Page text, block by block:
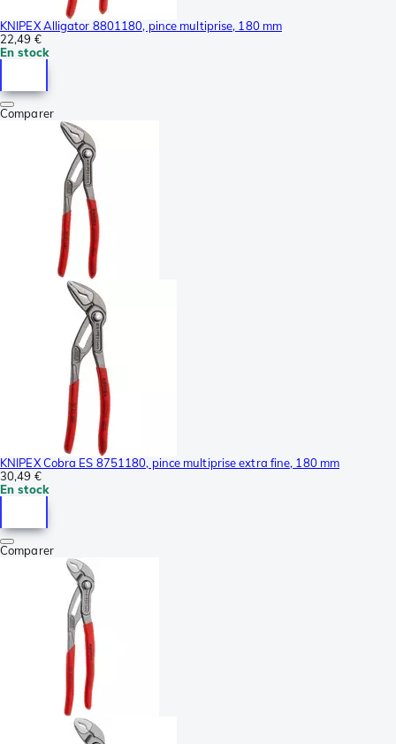
KNIPEX Alligator 8801180, pince multiprise, 180 mm
22,49 €
En stock
Comparer
KNIPEX Cobra ES 8751180, pince multiprise extra fine, 180 mm
30,49 €
En stock
Comparer